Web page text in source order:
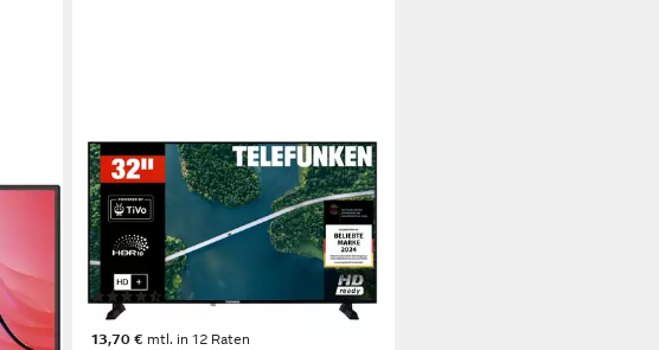
TELEFUNKEN
XH32TP900S LCD-LED Fernseher
80 cm/32 Zoll
Diagonale
LED
Bildschirmtechnologie
HD-ready
Auflösung
Produktdatenblatt
(4)
149,99 €
13,70 € mtl. in 12 Raten